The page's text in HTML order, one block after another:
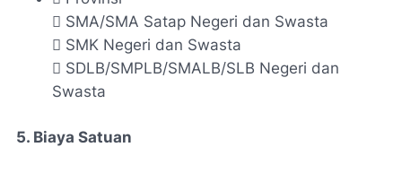
 SMA/SMA Satap Negeri dan Swasta
 SMK Negeri dan Swasta
 SDLB/SMPLB/SMALB/SLB Negeri dan
Swasta
5. Biaya Satuan